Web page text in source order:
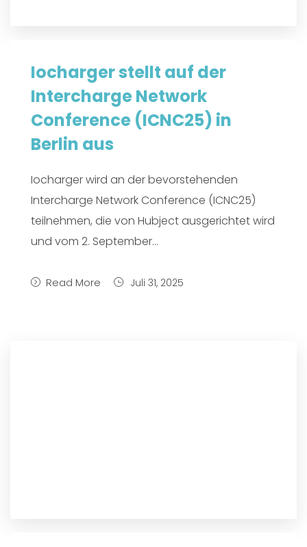
Iocharger stellt auf der
Intercharge Network
Conference (ICNC25) in
Berlin aus
Iocharger wird an der bevorstehenden
Intercharge Network Conference (ICNC25)
teilnehmen, die von Hubject ausgerichtet wird
und vom 2. September...
Read More Juli 31, 2025